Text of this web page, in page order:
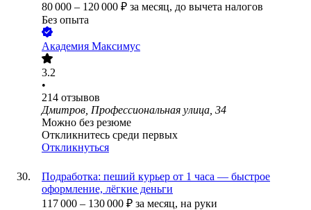
80 000 – 120 000 ₽ за месяц, до вычета налогов
Без опыта
Академия Максимус
3.2
•
214 отзывов
Дмитров, Профессиональная улица, 34
Можно без резюме
Откликнитесь среди первых
Откликнуться
Подработка: пеший курьер от 1 часа — быстрое
оформление, лёгкие деньги
117 000 – 130 000 ₽ за месяц, на руки